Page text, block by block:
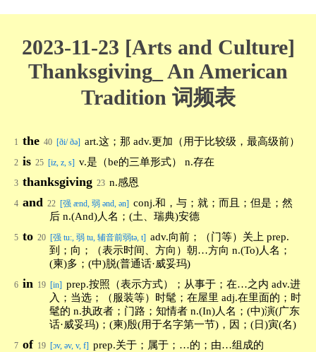
2023-11-23 [Arts and Culture]
Thanksgiving_ An American
Tradition 词频表
1 the 40 [ði/ ðə] art.这；那 adv.更加（用于比较级，最高级前）
2 is 25 [iz, z, s] v.是（be的三单形式） n.存在
3 thanksgiving 23 n.感恩
4 and 22 [强 ænd, 弱 ənd, ən] conj.和，与；就；而且；但是；然
后 n.(And)人名；(土、瑞典)安德
5 to 20 [强 tu:, 弱 tu, 辅音前弱tə, t] adv.向前；（门等）关上 prep.
到；向；（表示时间、方向）朝…方向 n.(To)人名；
(柬)多；(中)脱(普通话·威妥玛)
6 in 19 [in] prep.按照（表示方式）；从事于；在…之内 adv.进
入；当选；（服装等）时髦；在屋里 adj.在里面的；时
髦的 n.执政者；门路；知情者 n.(In)人名；(中)演(广东
话·威妥玛)；(柬)殷(用于名字第一节)，因；(日)寅(名)
7 of 19 [ɔv, əv, v, f] prep.关于；属于；…的；由…组成的